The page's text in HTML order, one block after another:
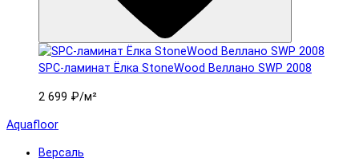
SPC-ламинат Ëлка StoneWood Веллано SWP 2008
2 699 ₽/м²
Aquafloor
Версаль